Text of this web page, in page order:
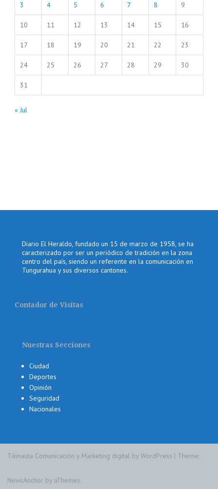
3 4 5 6 7 8 9
10 11 12 13 14 15 16
17 18 19 20 21 22 23
24 25 26 27 28 29 30
31
« Jul
Diario El Heraldo, fundado un 15 de marzo de 1958, se ha
caracterizado por ser un periódico de tradición en la zona
centro del país, siendo un referente en la comunicación en
Tungurahua y sus diversos cantones.
Contador de Visitas
Nuestras Secciones
Ciudad
Deportes
Opinión
Seguridad
Nacionales
Tikinauta Comunicación y Marketing digital by WordPress | Theme:
NewsAnchor by aThemes.